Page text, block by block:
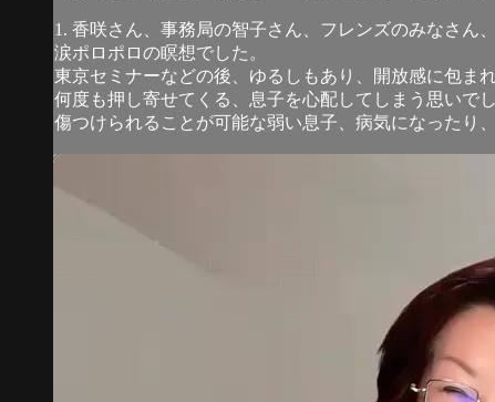
1. 香咲さん、事務局の智子さん、フレンズのみなさん
涙ポロポロの瞑想でした。
東京セミナーなどの後、ゆるしもあり、開放感に包ま
何度も押し寄せてくる、息子を心配してしまう思いで
傷つけられることが可能な弱い息子、病気になったり